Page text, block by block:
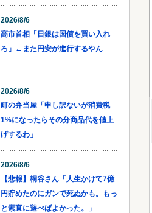
2026/8/6
高市首相「日銀は国債を買い入れ
ろ」←また円安が進行するやん
2026/8/6
町の弁当屋「申し訳ないが消費税
1%になったらその分商品代を値上
げするわ」
2026/8/6
【悲報】桐谷さん「人生かけて7億
円貯めたのにガンで死ぬかも。もっ
と素直に遊べばよかった。」